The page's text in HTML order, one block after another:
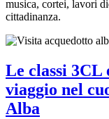
musica, cortei, lavori
cittadinanza.
Le classi 3CL
viaggio nel
Alba